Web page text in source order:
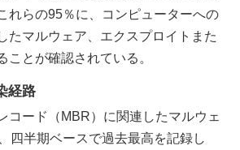
れらの95％に、コンピューターへの
たマルウェア、エクスプロイトまた
ことが確認されている。
経路
ード（MBR）に関連したマルウェ
四半期ベースで過去最高を記録し